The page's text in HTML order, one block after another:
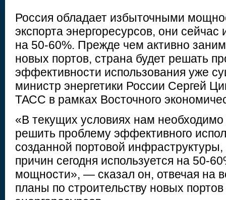
Россия обладает избыточными
экспорта энергоресурсов, они сейчас
на 50-60%. Прежде чем активно
новых портов, страна будет решать
эффективности использования уже
министр энергетики России Сергей
ТАСС в рамках Восточного
«В текущих условиях нам
решить проблему эффективного
созданной портовой инфраструктуры,
причин сегодня используется на 50-
мощности», — сказал он, отвечая на
планы по строительству новых портов